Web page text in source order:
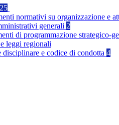
25
normativi su organizzazione e
generali 2
di programmazione strategico-
leggi regionali
disciplinare e codice di condotta 4